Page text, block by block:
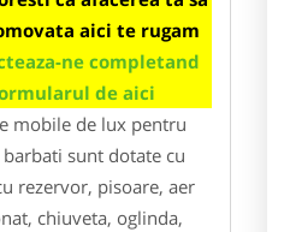
aici te rugam
ne completand
de aici
mobile de lux pentru
sunt dotate cu
rezervor, pisoare, aer
chiuveta, oglinda,